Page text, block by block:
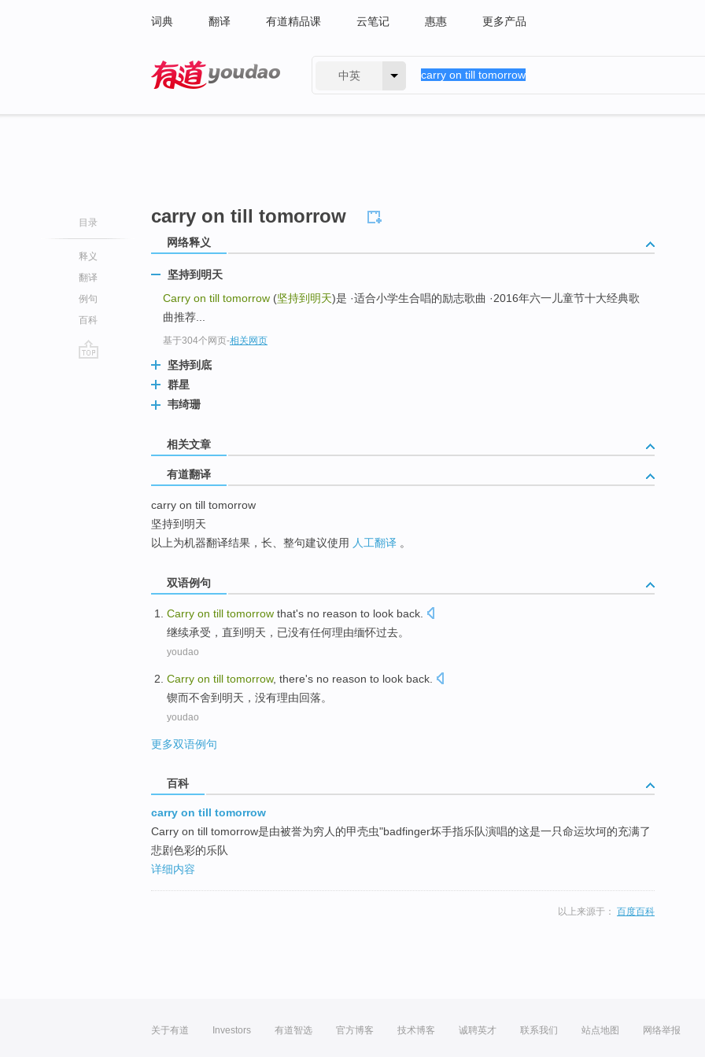
词典 翻译 有道精品课 云笔记 惠惠 更多产品
中英
目录
释义
翻译
例句
百科
carry on till tomorrow
网络释义
坚持到明天
Carry on till tomorrow (坚持到明天)是 ·适合小学生合唱的励志歌曲 ·2016年六一儿童节十大经典歌
曲推荐...
基于304个网页-相关网页
坚持到底
群星
韦绮珊
相关文章
有道翻译
carry on till tomorrow
坚持到明天
以上为机器翻译结果，长、整句建议使用 人工翻译 。
双语例句
Carry on till tomorrow that's no reason to look back
继续承受， 直到 明天 ，已没有任何理由缅怀过去。
youdao
Carry on till tomorrow, there's no reason to look back
锲而不舍到 明天 ， 没有理由回落。
youdao
更多双语例句
百科
carry on till tomorrow
Carry on till tomorrow是由被誉为穷人的甲壳虫"badfinger坏手指乐队演唱的这是一只命运坎坷的充满了
悲剧色彩的乐队
详细内容
以上来源于： 百度百科
关于有道 Investors 有道智选 官方博客 技术博客 诚聘英才 联系我们 站点地图 网络举报